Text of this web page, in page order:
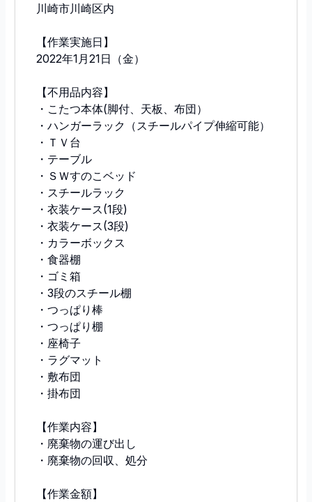
川崎市川崎区内
【作業実施日】
2022年1月21日（金）
【不用品内容】
・こたつ本体(脚付、天板、布団）
・ハンガーラック（スチールパイプ伸縮可能）
・ＴＶ台
・テーブル
・ＳＷすのこベッド
・スチールラック
・衣装ケース(1段)
・衣装ケース(3段)
・カラーボックス
・食器棚
・ゴミ箱
・3段のスチール棚
・つっぱり棒
・つっぱり棚
・座椅子
・ラグマット
・敷布団
・掛布団
【作業内容】
・廃棄物の運び出し
・廃棄物の回収、処分
【作業金額】